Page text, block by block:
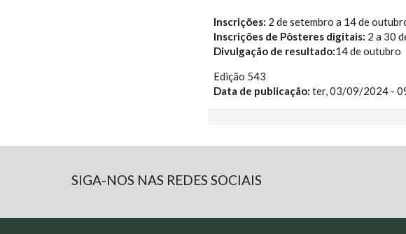
Inscrições: 2 de setembro a 14 de
Inscrições de Pôsteres digitais: 2 a 30
Divulgação de resultado:14 de outubro
Edição 543
Data de publicação: ter, 03/09/2024 -
SIGA-NOS NAS REDES SOCIAIS